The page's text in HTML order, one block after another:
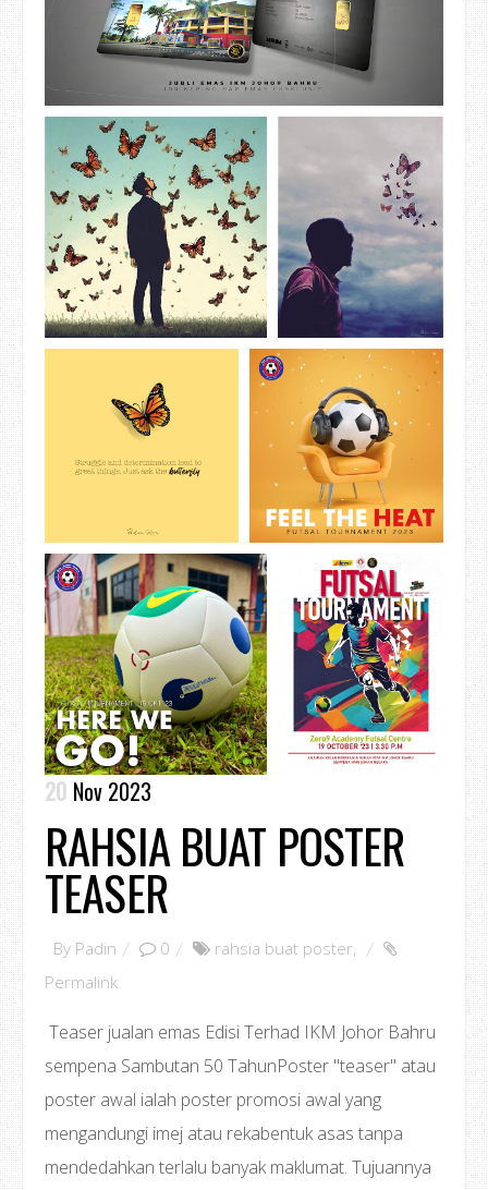
20 Nov 2023
RAHSIA BUAT POSTER
TEASER
By Padin 0 rahsia buat poster,
Permalink
Teaser jualan emas Edisi Terhad IKM Johor Bahru
sempena Sambutan 50 TahunPoster "teaser" atau
poster awal ialah poster promosi awal yang
mengandungi imej atau rekabentuk asas tanpa
mendedahkan terlalu banyak maklumat. Tujuannya